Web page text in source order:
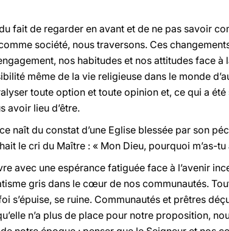
fait de regarder en avant et de ne pas savoir
société, nous traversons. Ces
nos habitudes et nos attitudes face à
même de la vie religieuse dans le monde
toute option et toute opinion et, ce qui a
avoir lieu d’être.
naît du constat d’une Eglise blessée par son
le cri du Maître : « Mon Dieu, pourquoi m’as-tu
avec une espérance fatiguée face à l’avenir
gris dans le cœur de nos communautés.
s’épuise, se ruine. Communautés et prêtres
n’a plus de place pour notre proposition,